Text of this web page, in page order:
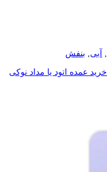
آبی بنفش
خرید عمده اتود یا مداد نوکی